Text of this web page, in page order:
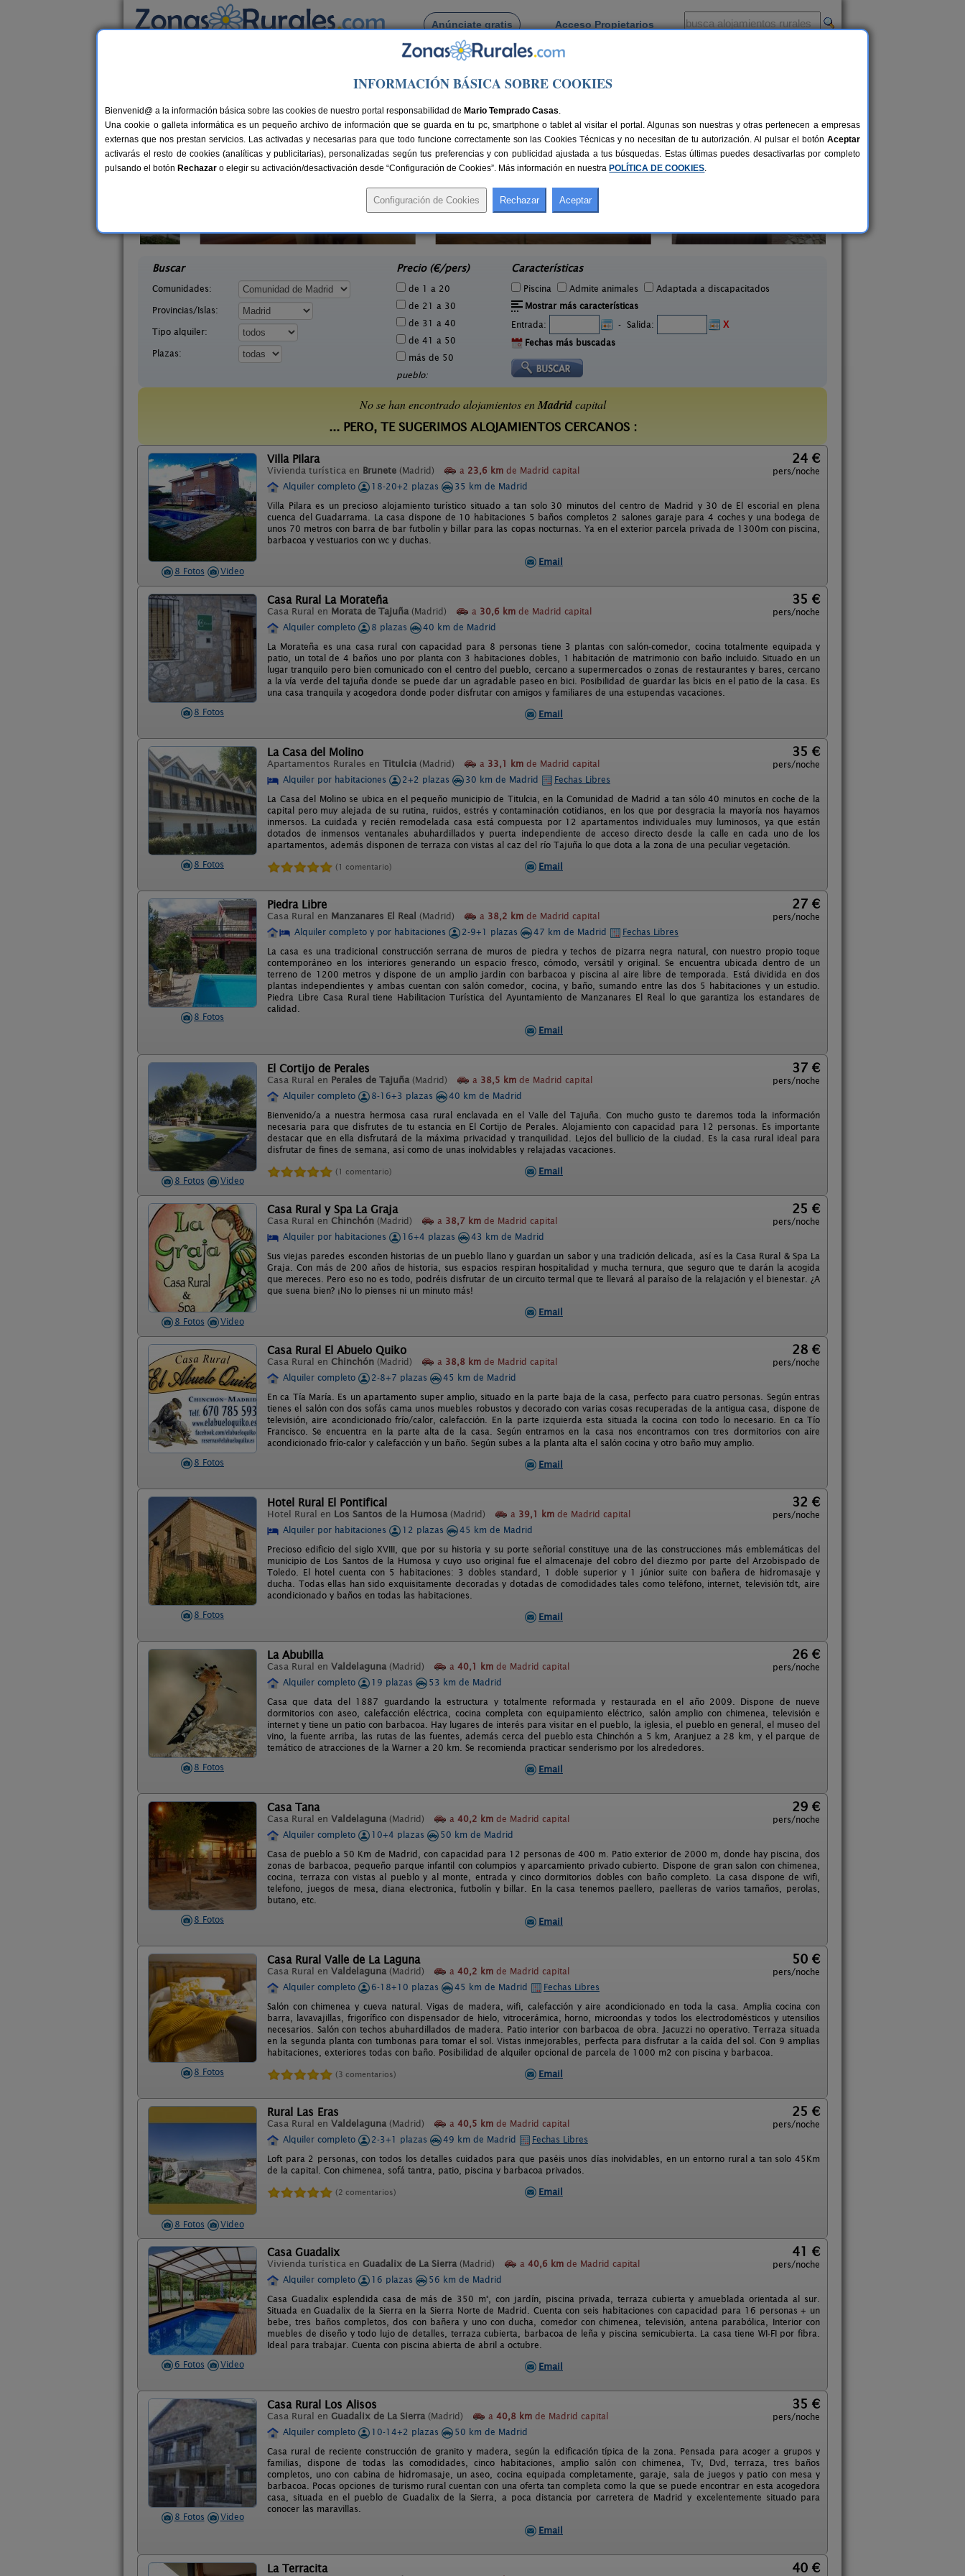
Anúnciate gratis Acceso Propietarios
Busca por pueblo
Casas Rurales cerca de Madrid capital
35 €
Casa Tana
Guadalix de La Sierra
Buscar
Comunidades:
Provincias/Islas:
Tipo alquiler:
Plazas:
Precio (€/pers)
de 1 a 20
de 21 a 30
de 31 a 40
de 41 a 50
más de 50
pueblo:
Características
Piscina Admite animales
Adaptada a discapacitados
Mostrar más características
Entrada:
- Salida:
X
Fechas más buscadas
No se han encontrado alojamientos enMadridcapital
... PERO, TE SUGERIMOS ALOJAMIENTOS CERCANOS :
8 Fotos Video
Villa Pilara
Vivienda turística en Brunete (Madrid) a 23,6 km de Madrid capital
24 €
pers/noche
Alquiler completo
18-20+2 plazas
35 km de Madrid
Villa Pilara es un precioso alojamiento turístico situado a tan solo 30 minutos del centro de Madrid y 30 de El escorial en plena
cuenca del Guadarrama. La casa dispone de 10 habitaciones 5 baños completos 2 salones garaje para 4 coches y una bodega de
unos 70 metros con barra de bar futbolín y billar para las copas nocturnas. Ya en el exterior parcela privada de 1300m con piscina,
barbacoa y vestuarios con wc y duchas.
Email
8 Fotos
Casa Rural La Morateña
Casa Rural en Morata de Tajuña (Madrid) a 30,6 km de Madrid capital
35 €
pers/noche
Alquiler completo
8 plazas
40 km de Madrid
La Morateña es una casa rural con capacidad para 8 personas tiene 3 plantas con salón-comedor, cocina totalmente equipada y
patio, un total de 4 baños uno por planta con 3 habitaciones dobles, 1 habitación de matrimonio con baño incluido. Situado en un
lugar tranquilo pero bien comunicado con el centro del pueblo, cercano a supermercados o zonas de restaurantes y bares, cercano
a la vía verde del tajuña donde se puede dar un agradable paseo en bici. Posibilidad de guardar las bicis en el patio de la casa. Es
una casa tranquila y acogedora donde poder disfrutar con amigos y familiares de una estupendas vacaciones.
Email
8 Fotos
La Casa del Molino
Apartamentos Rurales en Titulcia (Madrid) a 33,1 km de Madrid capital
35 €
pers/noche
Alquiler por habitaciones
2+2 plazas 30 km de Madrid
Fechas Libres
La Casa del Molino se ubica en el pequeño municipio de Titulcia, en la Comunidad de Madrid a tan sólo 40 minutos en coche de la
capital pero muy alejada de su rutina, ruidos, estrés y contaminación cotidianos, en los que por desgracia la mayoría nos hayamos
inmersos. La cuidada y recién remodelada casa está compuesta por 12 apartamentos individuales muy luminosos, ya que están
dotados de inmensos ventanales abuhardillados y puerta independiente de acceso directo desde la calle en cada uno de los
apartamentos, además disponen de terraza con vistas al caz del río Tajuña lo que dota a la zona de una peculiar vegetación.
(1 comentario) Email
8 Fotos
Piedra Libre
Casa Rural en Manzanares El Real (Madrid) a 38,2 km de Madrid capital
27 €
pers/noche
Alquiler completo y por habitaciones
2-9+1 plazas 47 km de Madrid
Fechas Libres
La casa es una tradicional construcción serrana de muros de piedra y techos de pizarra negra natural, con nuestro propio toque
contemporáneo en los interiores generando un espacio fresco, cómodo, versátil y original. Se encuentra ubicada dentro de un
terreno de 1200 metros y dispone de un amplio jardin con barbacoa y piscina al aire libre de temporada. Está dividida en dos
plantas independientes y ambas cuentan con salón comedor, cocina, y baño, sumando entre las dos 5 habitaciones y un estudio.
Piedra Libre Casa Rural tiene Habilitacion Turística del Ayuntamiento de Manzanares El Real lo que garantiza los estandares de
calidad.
Email
8 Fotos Video
El Cortijo de Perales
Casa Rural en Perales de Tajuña (Madrid) a 38,5 km de Madrid capital
37 €
pers/noche
Alquiler completo
8-16+3 plazas
40 km de Madrid
Bienvenido/a a nuestra hermosa casa rural enclavada en el Valle del Tajuña. Con mucho gusto te daremos toda la información
necesaria para que disfrutes de tu estancia en El Cortijo de Perales. Alojamiento con capacidad para 12 personas. Es importante
destacar que en ella disfrutará de la máxima privacidad y tranquilidad. Lejos del bullicio de la ciudad. Es la casa rural ideal para
disfrutar de fines de semana, así como de unas inolvidables y relajadas vacaciones.
(1 comentario) Email
8 Fotos Video
Casa Rural y Spa La Graja
Casa Rural en Chinchón (Madrid) a 38,7 km de Madrid capital
25 €
pers/noche
Alquiler por habitaciones
16+4 plazas
43 km de Madrid
Sus viejas paredes esconden historias de un pueblo llano y guardan un sabor y una tradición delicada, así es la Casa Rural & Spa La
Graja. Con más de 200 años de historia, sus espacios respiran hospitalidad y mucha ternura, que seguro que te darán la acogida
que mereces. Pero eso no es todo, podréis disfrutar de un circuito termal que te llevará al paraíso de la relajación y el bienestar. ¿A
que suena bien? ¡No lo pienses ni un minuto más!
Email
8 Fotos
Casa Rural El Abuelo Quiko
Casa Rural en Chinchón (Madrid) a 38,8 km de Madrid capital
28 €
pers/noche
Alquiler completo
2-8+7 plazas
45 km de Madrid
En ca Tía María. Es un apartamento super amplio, situado en la parte baja de la casa, perfecto para cuatro personas. Según entras
tienes el salón con dos sofás cama unos muebles robustos y decorado con varias cosas recuperadas de la antigua casa, dispone de
televisión, aire acondicionado frío/calor, calefacción. En la parte izquierda esta situada la cocina con todo lo necesario. En ca Tío
Francisco. Se encuentra en la parte alta de la casa. Según entramos en la casa nos encontramos con tres dormitorios con aire
acondicionado frío-calor y calefacción y un baño. Según subes a la planta alta el salón cocina y otro baño muy amplio.
Email
8 Fotos
Hotel Rural El Pontifical
Hotel Rural en Los Santos de la Humosa (Madrid) a 39,1 km de Madrid capital
32 €
pers/noche
Alquiler por habitaciones
12 plazas
45 km de Madrid
Precioso edificio del siglo XVIII, que por su historia y su porte señorial constituye una de las construcciones más emblemáticas del
municipio de Los Santos de la Humosa y cuyo uso original fue el almacenaje del cobro del diezmo por parte del Arzobispado de
Toledo. El hotel cuenta con 5 habitaciones: 3 dobles standard, 1 doble superior y 1 júnior suite con bañera de hidromasaje y
ducha. Todas ellas han sido exquisitamente decoradas y dotadas de comodidades tales como teléfono, internet, televisión tdt, aire
acondicionado y baños en todas las habitaciones.
Email
8 Fotos
La Abubilla
Casa Rural en Valdelaguna (Madrid) a 40,1 km de Madrid capital
26 €
pers/noche
Alquiler completo
19 plazas
53 km de Madrid
Casa que data del 1887 guardando la estructura y totalmente reformada y restaurada en el año 2009. Dispone de nueve
dormitorios con aseo, calefacción eléctrica, cocina completa con equipamiento eléctrico, salón amplio con chimenea, televisión e
internet y tiene un patio con barbacoa. Hay lugares de interés para visitar en el pueblo, la iglesia, el pueblo en general, el museo del
vino, la fuente arriba, las rutas de las fuentes, además cerca del pueblo esta Chinchón a 5 km, Aranjuez a 28 km, y el parque de
temático de atracciones de la Warner a 20 km. Se recomienda practicar senderismo por los alrededores.
Email
8 Fotos
Casa Tana
Casa Rural en Valdelaguna (Madrid) a 40,2 km de Madrid capital
29 €
pers/noche
Alquiler completo
10+4 plazas
50 km de Madrid
Casa de pueblo a 50 Km de Madrid, con capacidad para 12 personas de 400 m. Patio exterior de 2000 m, donde hay piscina, dos
zonas de barbacoa, pequeño parque infantil con columpios y aparcamiento privado cubierto. Dispone de gran salon con chimenea,
cocina, terraza con vistas al pueblo y al monte, entrada y cinco dormitorios dobles con baño completo. La casa dispone de wifi,
telefono, juegos de mesa, diana electronica, futbolín y billar. En la casa tenemos paellero, paelleras de varios tamaños, perolas,
butano, etc.
Email
8 Fotos
Casa Rural Valle de La Laguna
Casa Rural en Valdelaguna (Madrid) a 40,2 km de Madrid capital
50 €
pers/noche
Alquiler completo
6-18+10 plazas 45 km de Madrid
Fechas Libres
Salón con chimenea y cueva natural. Vigas de madera, wifi, calefacción y aire acondicionado en toda la casa. Amplia cocina con
barra, lavavajillas, frigorífico con dispensador de hielo, vitrocerámica, horno, microondas y todos los electrodomésticos y utensilios
necesarios. Salón con techos abuhardillados de madera. Patio interior con barbacoa de obra. Jacuzzi no operativo. Terraza situada
en la segunda planta con tumbonas para tomar el sol. Vistas inmejorables, perfecta para disfrutar a la caída del sol. Con 9 amplias
habitaciones, exteriores todas con baño. Posibilidad de alquiler opcional de parcela de 1000 m2 con piscina y barbacoa.
(3 comentarios) Email
8 Fotos Video
Rural Las Eras
Casa Rural en Valdelaguna (Madrid) a 40,5 km de Madrid capital
25 €
pers/noche
Alquiler completo
2-3+1 plazas 49 km de Madrid
Fechas Libres
Loft para 2 personas, con todos los detalles cuidados para que paséis unos días inolvidables, en un entorno rural a tan solo 45Km
de la capital. Con chimenea, sofá tantra, patio, piscina y barbacoa privados.
(2 comentarios) Email
6 Fotos Video
Casa Guadalix
Vivienda turística en Guadalix de La Sierra (Madrid) a 40,6 km de Madrid capital
41 €
pers/noche
Alquiler completo
16 plazas
56 km de Madrid
Casa Guadalix esplendida casa de más de 350 m°, con jardín, piscina privada, terraza cubierta y amueblada orientada al sur.
Situada en Guadalix de la Sierra en la Sierra Norte de Madrid. Cuenta con seis habitaciones con capacidad para 16 personas + un
bebe, tres baños completos, dos con bañera y uno con ducha, comedor con chimenea, televisión, antena parabólica, Interior con
muebles de diseño y todo lujo de detalles, terraza cubierta, barbacoa de leña y piscina semicubierta. La casa tiene WI-FI por fibra.
Ideal para trabajar. Cuenta con piscina abierta de abril a octubre.
Email
8 Fotos Video
Casa Rural Los Alisos
Casa Rural en Guadalix de La Sierra (Madrid) a 40,8 km de Madrid capital
35 €
pers/noche
Alquiler completo
10-14+2 plazas
50 km de Madrid
Casa rural de reciente construcción de granito y madera, según la edificación típica de la zona. Pensada para acoger a grupos y
familias, dispone de todas las comodidades, cinco habitaciones, amplio salón con chimenea, Tv, Dvd, terraza, tres baños
completos, uno con cabina de hidromasaje, un aseo, cocina equipada completamente, garaje, sala de juegos y patio con mesa y
barbacoa. Pocas opciones de turismo rural cuentan con una oferta tan completa como la que se puede encontrar en esta acogedora
casa, situada en el pueblo de Guadalix de la Sierra, a poca distancia por carretera de Madrid y excelentemente situado para
conocer las maravillas.
Email
La Terracita 40 €
INFORMACIÓN BÁSICA SOBRE COOKIES
Bienvenid@ a la información básica sobre las cookies de nuestro portal responsabilidad de Mario Temprado Casas.
Una cookie o galleta informática es un pequeño archivo de información que se guarda en tu pc, smartphone o tablet al visitar el portal. Algunas son nuestras y otras pertenecen a empresas
externas que nos prestan servicios. Las activadas y necesarias para que todo funcione correctamente son las Cookies Técnicas y no necesitan de tu autorización. Al pulsar el botón Aceptar
activarás el resto de cookies (analíticas y publicitarias), personalizadas según tus preferencias y con publicidad ajustada a tus búsquedas. Estas últimas puedes desactivarlas por completo
pulsando el botón Rechazar o elegir su activación/desactivación desde “Configuración de Cookies”. Más información en nuestra POLÍTICA DE COOKIES.